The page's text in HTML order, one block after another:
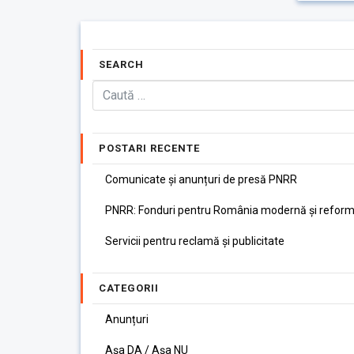
SEARCH
POSTARI RECENTE
Comunicate și anunțuri de presă PNRR
PNRR: Fonduri pentru România modernă și
Servicii pentru reclamă și publicitate
CATEGORII
Anunțuri
Așa DA / Așa NU